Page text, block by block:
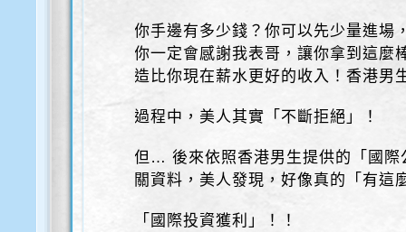
你手邊有多少錢？你可以先少量進場
你一定會感謝我表哥，讓你拿到這麼
造比你現在薪水更好的收入！香港男
過程中，美人其實「不斷拒絕」！
但… 後來依照香港男生提供的「國際
關資料，美人發現，好像真的「有這
「國際投資獲利」！！